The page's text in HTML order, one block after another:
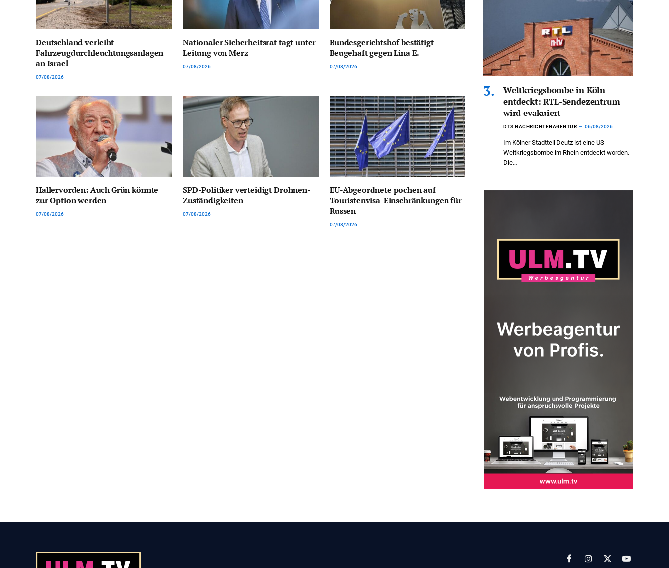
Deutschland verleiht
Fahrzeugdurchleuchtungsanlagen
an Israel
07/08/2026
Nationaler Sicherheitsrat tagt unter
Leitung von Merz
07/08/2026
Bundesgerichtshof bestätigt
Beugehaft gegen Lina E.
07/08/2026
Hallervorden: Auch Grün könnte
zur Option werden
07/08/2026
SPD-Politiker verteidigt Drohnen-
Zuständigkeiten
07/08/2026
EU-Abgeordnete pochen auf
Touristenvisa-Einschränkungen für
Russen
07/08/2026
Weltkriegsbombe in Köln
entdeckt: RTL-Sendezentrum
wird evakuiert
DTS NACHRICHTENAGENTUR 06/08/2026
Im Kölner Stadtteil Deutz ist eine US-
Weltkriegsbombe im Rhein entdeckt worden.
Die…
FacebookInstagram
X
YouTube